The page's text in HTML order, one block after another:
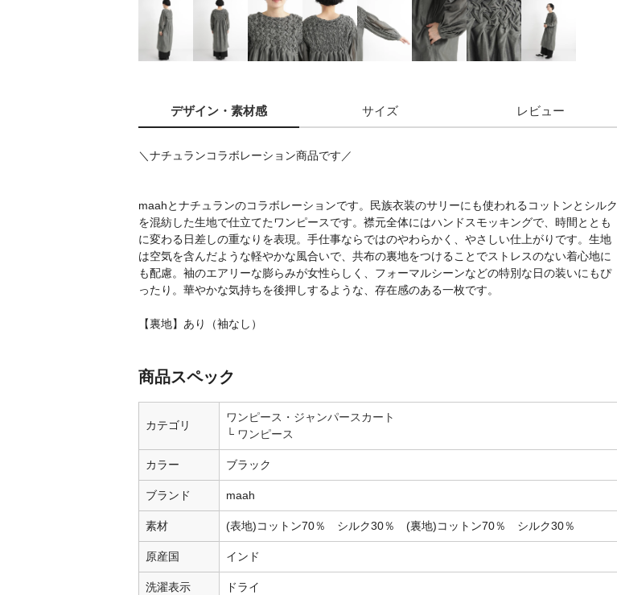
デザイン ・素材感 サイズ レビュー
＼ナチュランコラボレーション商品です／
maahとナチュランのコラボレーションです。民族衣装のサリーにも使われるコットンとシルク
を混紡した生地で仕立てたワンピースです。襟元全体にはハンドスモッキングで、時間ととも
に変わる日差しの重なりを表現。手仕事ならではのやわらかく、やさしい仕上がりです。生地
は空気を含んだような軽やかな風合いで、共布の裏地をつけることでストレスのない着心地に
も配慮。袖のエアリーな膨らみが女性らしく、フォーマルシーンなどの特別な日の装いにもぴ
ったり。華やかな気持ちを後押しするような、存在感のある一枚です。
【裏地】あり（袖なし）
商品スペック
カテゴリ
ワンピース・ジャンパースカート
ワンピース
カラー ブラック
ブランド maah
素材 (表地)コットン70％ シルク30％ (裏地)コットン70％ シルク30％
原産国 インド
洗濯表示 ドライ